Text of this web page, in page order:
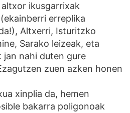
ikusgarrixak
erreplika
Altxerri, Isturitzko
Sarako leizeak, eta
jan nahi duten gure
zuen azken honen
xinplia da, hemen
bakarra poligonoak